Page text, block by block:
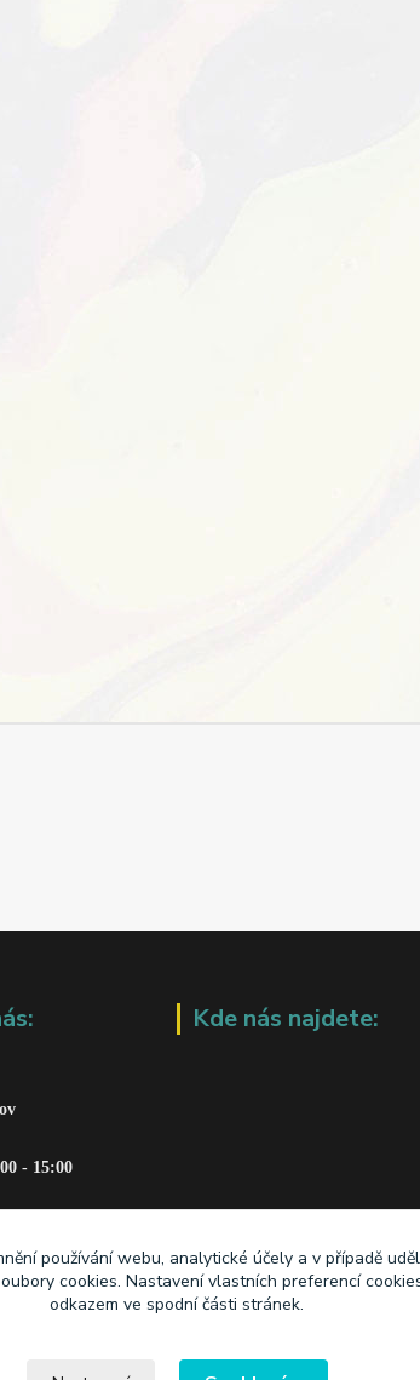
- 15:00
Kde nás najdete:
používání webu, analytické účely a v případě
cookies. Nastavení vlastních preferencí
odkazem ve spodní části stránek.